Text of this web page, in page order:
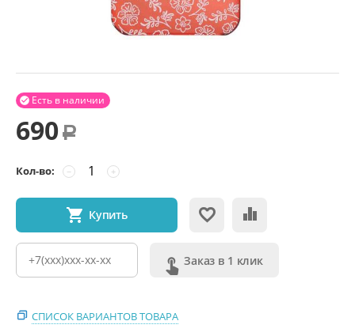
Есть в наличии

690 Р
Кол-во: +
−
Купить
Заказ в 1 клик
СПИСОК ВАРИАНТОВ ТОВАРА